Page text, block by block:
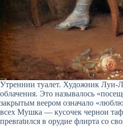
Утреннии туалет. Художник Луи-
облачения. Это называлось
закрытым веером означало
всех Мушка — кусочек чернои
превratился в орудие флирта со